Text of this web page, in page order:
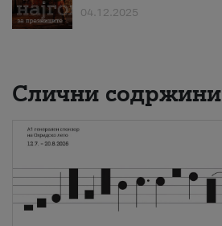
04.12.2025
Слични содржини